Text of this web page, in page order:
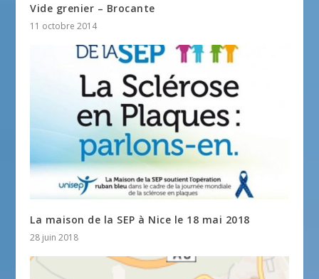
Vide grenier – Brocante
11 octobre 2014
La maison de la SEP à Nice le 18 mai 2018
28 juin 2018